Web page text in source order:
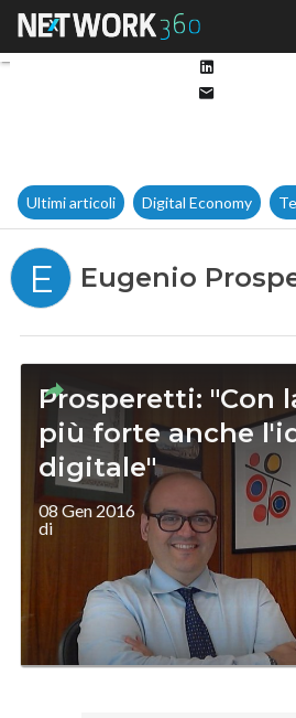
Ultimi articoli Digital Economy
E Eugenio
Prosperetti: "Con
più forte anche
digitale"
08 Gen 2016
di